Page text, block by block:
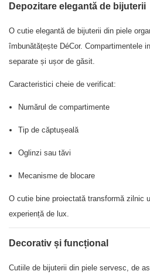
Depozitare elegantă de bijuterii
O cutie elegantă de bijuterii din piele
îmbunătățește DéCor. Compartimentele
separate și ușor de găsit.
Caracteristici cheie de verificat:
Numărul de compartimente
Tip de căptușeală
Oglinzi sau tăvi
Mecanisme de blocare
O cutie bine proiectată transformă zilnic
experiență de lux.
Decorativ și funcțional
Cutiile de bijuterii din piele servesc, de